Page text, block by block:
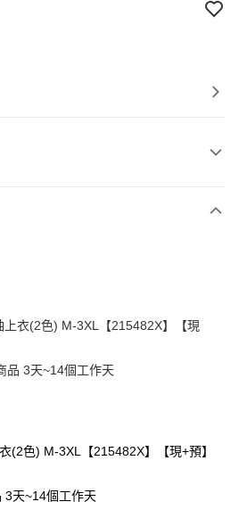
衣(2色) M-3XL【215482X】【現
品 3天~14個工作天
(2色) M-3XL【215482X】【現+預】
3天~14個工作天